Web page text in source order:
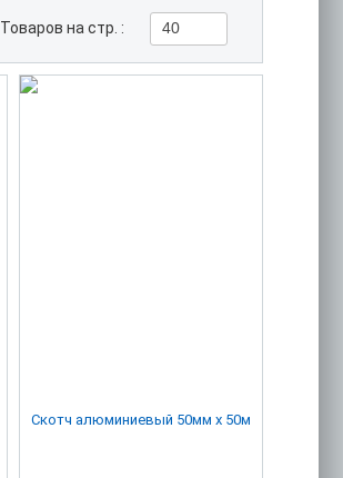
Товаров на стр. : 40
Скотч алюминиевый 50мм х 50м